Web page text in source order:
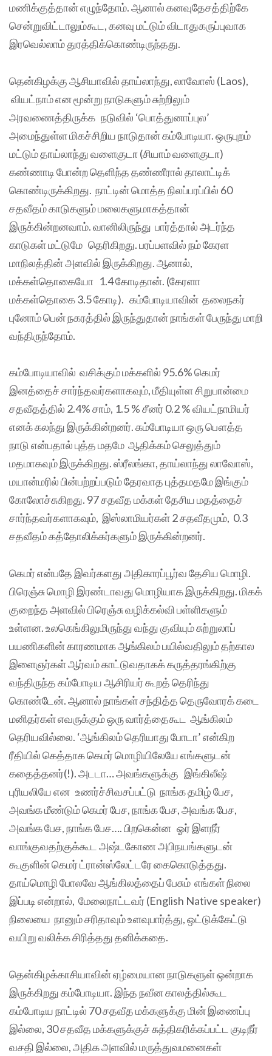
மணிக்குத்தான் எழுந்தோம். ஆனால் கனவுதேசத்திற்கே
சென்றுவிட்டாலும்கூட, கனவு மட்டும் விடாதுகருப்புவாக
இரவெல்லாம் துரத்திக்கொண்டிருந்தது.
தென்கிழக்கு ஆசியாவில் தாய்லாந்து, லாவோஸ் (Laos),
வியட்நாம் என மூன்று நாடுகளும் சுற்றிலும்
அரவணைத்திருக்க நடுவில் ‘பொத்துனாப்புல’
அமைந்துள்ள மிகச்சிறிய நாடுதான் கம்போடியா. ஒருபுறம்
மட்டும் தாய்லாந்து வளைகுடா (சியாம் வளைகுடா)
கண்ணாடி போன்ற தெளிந்த தண்ணீரால் தாலாட்டிக்
கொண்டிருக்கிறது. நாட்டின் மொத்த நிலப்பரப்பில் 60
சதவீதம் காடுகளும் மலைகளுமாகத்தான்
இருக்கின்றனவாம். வானிலிருந்து பார்த்தால் அடர்ந்த
காடுகள் மட்டுமே தெரிகிறது. பரப்பளவில் நம் கேரள
மாநிலத்தின் அளவில் இருக்கிறது. ஆனால்,
மக்கள்தொகையோ 1.4 கோடிதான். (கேரளா
மக்கள்தொகை 3.5 கோடி). கம்போடியாவின் தலைநகர்
புனோம் பென் நகரத்தில் இருந்துதான் நாங்கள் பேருந்து மாறி
வந்திருந்தோம்.
கம்போடியாவில் வசிக்கும் மக்களில் 95.6% கெமர்
இனத்தைச் சார்ந்தவர்களாகவும், மீதியுள்ள சிறுபான்மை
சதவீதத்தில் 2.4% சாம், 1.5 % சீனர் 0.2 % வியட்நாமியர்
எனக் கலந்து இருக்கின்றனர். கம்போடியா ஒரு பௌத்த
நாடு என்பதால் புத்த மதமே ஆதிக்கம் செலுத்தும்
மதமாகவும் இருக்கிறது. ஸ்ரீலங்கா, தாய்லாந்து லாவோஸ்,
மயான்மரில் பின்பற்றப்படும் தேரவாத புத்தமதமே இங்கும்
கோலோச்சுகிறது. 97 சதவீத மக்கள் தேசிய மதத்தைச்
சார்ந்தவர்களாகவும், இஸ்லாமியர்கள் 2 சதவீதமும், 0.3
சதவீதம் கத்தோலிக்கர்களும் இருக்கின்றனர்.
கெமர் என்பதே இவர்களது அதிகாரப்பூர்வ தேசிய மொழி.
பிரெஞ்சு மொழி இரண்டாவது மொழியாக இருக்கிறது. மிகக்
குறைந்த அளவில் பிரெஞ்சு வழிக்கல்வி பள்ளிகளும்
உள்ளன. உலகெங்கிலுமிருந்து வந்து குவியும் சுற்றுலாப்
பயணிகளின் காரணமாக ஆங்கிலம் பயில்வதிலும் தற்கால
இளைஞர்கள் ஆர்வம் காட்டுவதாகக் கருத்தரங்கிற்கு
வந்திருந்த கம்போடிய ஆசிரியர் கூறத் தெரிந்து
கொண்டேன். ஆனால் நாங்கள் சந்தித்த தெருவோரக் கடை
மனிதர்கள் எவருக்கும் ஒரு வார்த்தைகூட ஆங்கிலம்
தெரியவில்லை. ‘ஆங்கிலம் தெரியாது போடா’ என்கிற
ரீதியில் கெத்தாக கெமர் மொழியிலேயே எங்களுடன்
கதைத்தனர்(!). அடடா… அவங்களுக்கு இங்கிலீஷ்
புரியலியே என உணர்ச்சிவசப்பட்டு நாங்க தமிழ் பேச,
அவங்க மீண்டும் கெமர் பேச, நாங்க பேச, அவங்க பேச,
அவங்க பேச, நாங்க பேச…. பிறகென்ன ஓர் இளநீர்
வாங்குவதற்குக்கூட அஷ்டகோண அபிநயங்களுடன்
கூகுளின் கெமர் ட்ரான்ஸ்லேட்டரே கைகொடுத்தது.
தாய்மொழி போலவே ஆங்கிலத்தைப் பேசும் எங்கள் நிலை
இப்படி என்றால், மேலைநாட்டவர் (English Native speaker)
நிலையை நானும் சரிதாவும் உளவுபார்த்து, ஒட்டுக்கேட்டு
வயிறு வலிக்க சிரித்தது தனிக்கதை.
தென்கிழக்காசியாவின் ஏழ்மையான நாடுகளுள் ஒன்றாக
இருக்கிறது கம்போடியா. இந்த நவீன காலத்தில்கூட
கம்போடிய நாட்டில் 70 சதவீத மக்களுக்கு மின் இணைப்பு
இல்லை, 30 சதவீத மக்களுக்குச் சுத்திகரிக்கப்பட்ட குடிநீர்
வசதி இல்லை, அதிக அளவில் மருத்துவமனைகள்